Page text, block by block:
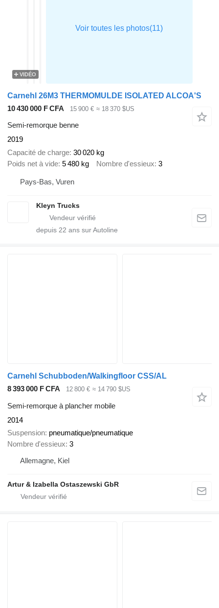
VIDÉO
Carnehl 26M3 THERMOMULDE ISOLATED ALCOA'S
10 430 000 F CFA
15 900 € ≈ 18 370 $US
Semi-remorque benne
2019
Capacité de charge 30 020 kg
Poids net à vide 5 480 kg Nombre d'essieux 3
Pays-Bas, Vuren
Kleyn Trucks
depuis 22 ans sur Autoline
Carnehl Schubboden/Walkingfloor CSS/AL
8 393 000 F CFA
12 800 € ≈ 14 790 $US
Semi-remorque à plancher mobile
2014
Suspension pneumatique/pneumatique
Nombre d'essieux 3
Allemagne, Kiel
Artur & Izabella Ostaszewski GbR